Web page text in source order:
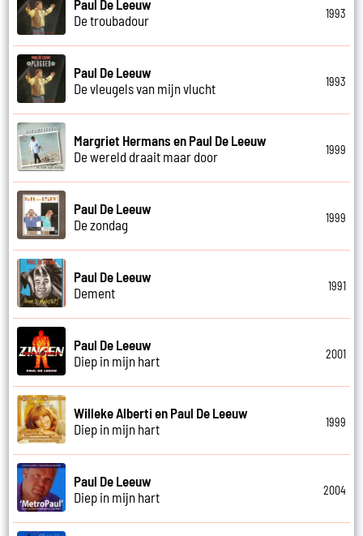
Paul De Leeuw
De troubadour
1993
Paul De Leeuw
De vleugels van mijn vlucht
1993
Margriet Hermans en Paul De Leeuw
De wereld draait maar door
1999
Paul De Leeuw
De zondag
1999
Paul De Leeuw
Dement
1991
Paul De Leeuw
Diep in mijn hart
2001
Willeke Alberti en Paul De Leeuw
Diep in mijn hart
1999
Paul De Leeuw
Diep in mijn hart
2004